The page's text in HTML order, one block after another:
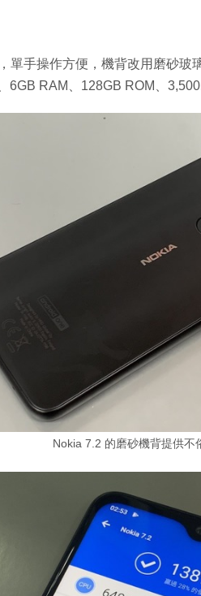
單手操作方便，機背改用磨砂玻
6GB RAM、128GB ROM、
Nokia 7.2 的磨砂機背提供不